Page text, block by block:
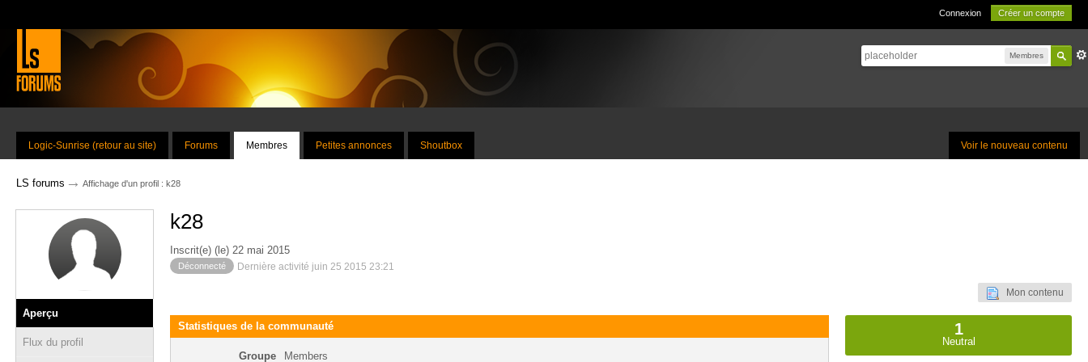
Connexion Créer un compte
Membres
Voir le nouveau contenu
Logic-Sunrise (retour au site) Forums Membres Petites annonces Shoutbox
LS forums → Affichage d'un profil : k28
Aperçu
Flux du profil
k28
Inscrit(e) (le) 22 mai 2015
Déconnecté Dernière activité juin 25 2015 23:21
Mon contenu
Statistiques de la communauté
Groupe Members
1
Neutral